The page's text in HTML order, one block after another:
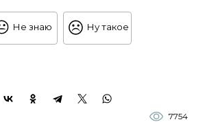
Не знаю Ну такое
7754